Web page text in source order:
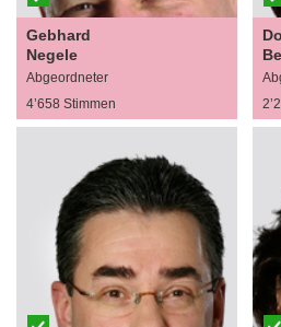
Gebhard
Negele
Abgeordneter
4’658 Stimmen